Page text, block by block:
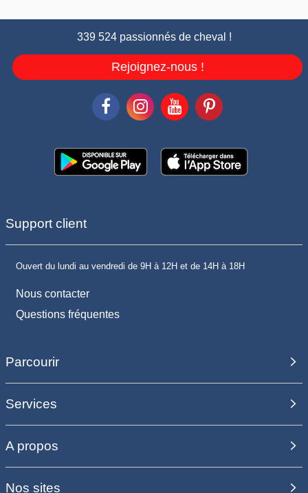
339 524 passionnés de cheval !
Rejoignez-nous !
Support client
Ouvert du lundi au vendredi de 9H à 12H et de 14H à 18H
Nous contacter
Questions fréquentes
Parcourir
Services
A propos
Nos sites